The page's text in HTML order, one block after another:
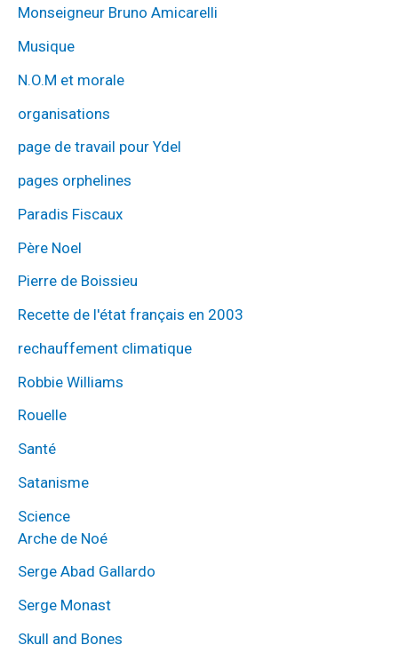
Monseigneur Bruno Amicarelli
Musique
N.O.M et morale
organisations
page de travail pour Ydel
pages orphelines
Paradis Fiscaux
Père Noel
Pierre de Boissieu
Recette de l'état français en 2003
rechauffement climatique
Robbie Williams
Rouelle
Santé
Satanisme
Science
Arche de Noé
Serge Abad Gallardo
Serge Monast
Skull and Bones